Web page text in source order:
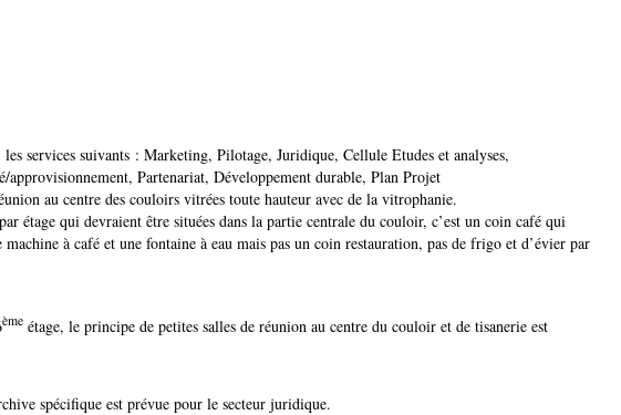
services suivants : Marketing, Pilotage, Juridique, Cellule Etudes et analyses,
approvisionnement, Partenariat, Développement durable, Plan Projet
au centre des couloirs vitrées toute hauteur avec de la vitrophanie.
étage qui devraient être situées dans la partie centrale du couloir, c’est un coin café qui
machine à café et une fontaine à eau mais pas un coin restauration, pas de frigo et d’évier par
ème étage, le principe de petites salles de réunion au centre du couloir et de tisanerie est
spécifique est prévue pour le secteur juridique.